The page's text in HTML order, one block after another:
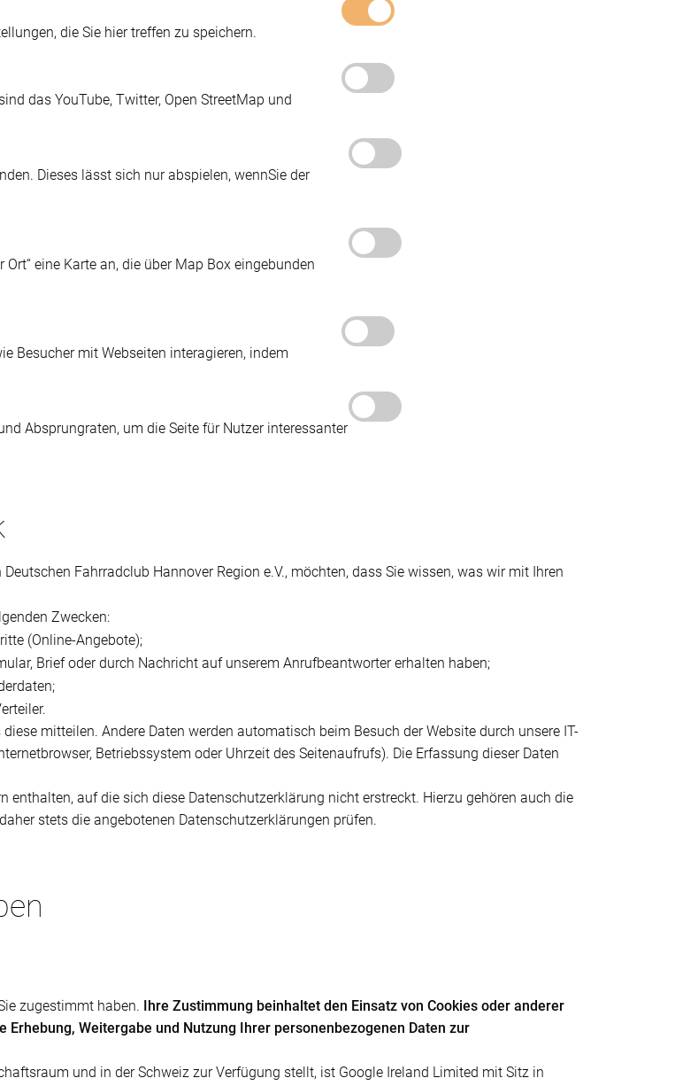
die Sie hier treffen zu speichern.
das YouTube, Twitter, Open StreetMap und
Dieses lässt sich nur abspielen, wennSie der
Ort“ eine Karte an, die über Map Box eingebunden
Besucher mit Webseiten interagieren, indem
Absprungraten, um die Seite für Nutzer interessanter
Fahrradclub Hannover Region e.V., möchten, dass Sie wissen, was wir mit Ihren
Zwecken:
(Online-Angebote);
Brief oder durch Nachricht auf unserem Anrufbeantworter erhalten haben;
mitteilen. Andere Daten werden automatisch beim Besuch der Website durch unsere IT-
Betriebssystem oder Uhrzeit des Seitenaufrufs). Die Erfassung dieser Daten
enthalten, auf die sich diese Datenschutzerklärung nicht erstreckt. Hierzu gehören auch die
stets die angebotenen Datenschutzerklärungen prüfen.
zugestimmt haben. Ihre Zustimmung beinhaltet den Einsatz von Cookies oder anderer
Weitergabe und Nutzung Ihrer personenbezogenen Daten zur
und in der Schweiz zur Verfügung stellt, ist Google Ireland Limited mit Sitz in